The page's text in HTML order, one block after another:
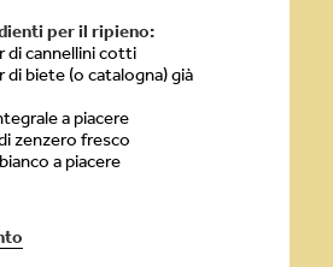
per il ripieno:
di cannellini cotti
di biete (o catalogna) già
a piacere
zenzero fresco
a piacere